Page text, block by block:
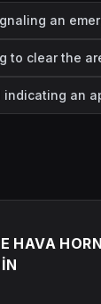
an
to clear the
indicating an
HAVA